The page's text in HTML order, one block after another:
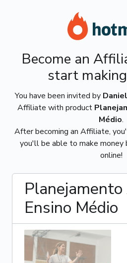
Become an
start
You have been invited by
Affiliate with product
Médio.
After becoming an Affiliate,
you'll be able to make
online!
Ensino Médio